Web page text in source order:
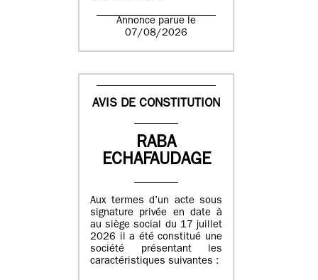
Annonce parue le
07/08/2026
AVIS DE CONSTITUTION
RABA
ECHAFAUDAGE
Aux termes d’un acte sous
signature privée en date à
au siège social du 17 juillet
2026 il a été constitué une
société présentant les
caractéristiques suivantes :